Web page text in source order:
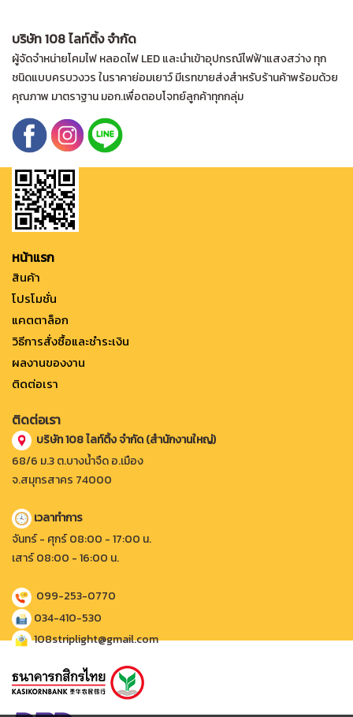
บริษัท 108 ไลท์ติ้ง จำกัด
ผู้จัดจำหน่ายโคมไฟ หลอดไฟ LED และนำเข้าอุปกรณ์ไฟฟ้าแสงสว่าง ทุก
ชนิดแบบครบวงวร ในราคาย่อมเยาว์ มีเรทขายส่งสำหรับร้านค้าพร้อมด้วย
คุณภาพ มาตราฐาน มอก.เพื่อตอบโจทย์ลูกค้าทุกกลุ่ม
หน้าแรก
สินค้า
โปรโมชั่น
แคตตาล็อก
วิธีการสั่งซื้อและชำระเงิน
ผลงานของงาน
ติดต่อเรา
ติดต่อเรา
บริษัท 108 ไลท์ติ้ง จำกัด (สำนักงานใหญ่)
68/6 ม.3 ต.บางน้ำจืด อ.เมือง
จ.สมุทรสาคร 74000
เวลาทำการ
จันทร์ - ศุกร์ 08:00 - 17:00 น.
เสาร์ 08:00 - 16:00 น.
099-253-0770
034-410-530
108striplight@gmail.com